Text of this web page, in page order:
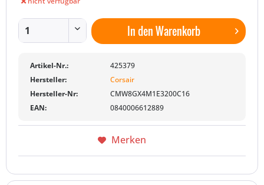
In denWarenkorb
Artikel-Nr.:
425379
Hersteller:
Corsair
Hersteller-Nr:
CMW8GX4M1E3200C16
EAN:
0840006612889
Merken